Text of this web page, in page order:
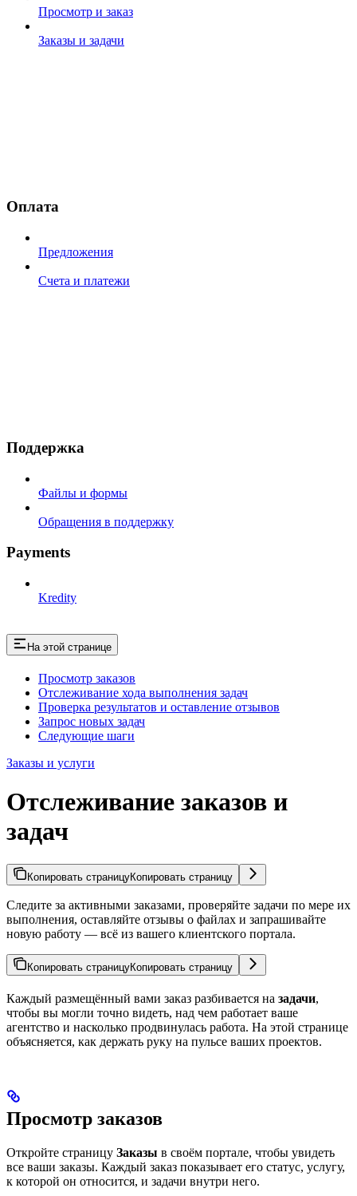
Просмотр и заказ
Заказы и задачи
Оплата
Предложения
Счета и платежи
Поддержка
Файлы и формы
Обращения в поддержку
Payments
Kredity
На этой странице
Просмотр заказов
Отслеживание хода выполнения задач
Проверка результатов и оставление отзывов
Запрос новых задач
Следующие шаги
Заказы и услуги
Отслеживание заказов и
задач
Копировать страницуКопировать страницу
Следите за активными заказами, проверяйте задачи по мере их
выполнения, оставляйте отзывы о файлах и запрашивайте
новую работу — всё из вашего клиентского портала.
Копировать страницуКопировать страницу
Каждый размещённый вами заказ разбивается на задачи,
чтобы вы могли точно видеть, над чем работает ваше
агентство и насколько продвинулась работа. На этой странице
объясняется, как держать руку на пульсе ваших проектов.
Просмотр заказов
Откройте страницу Заказы в своём портале, чтобы увидеть
все ваши заказы. Каждый заказ показывает его статус, услугу,
к которой он относится, и задачи внутри него.